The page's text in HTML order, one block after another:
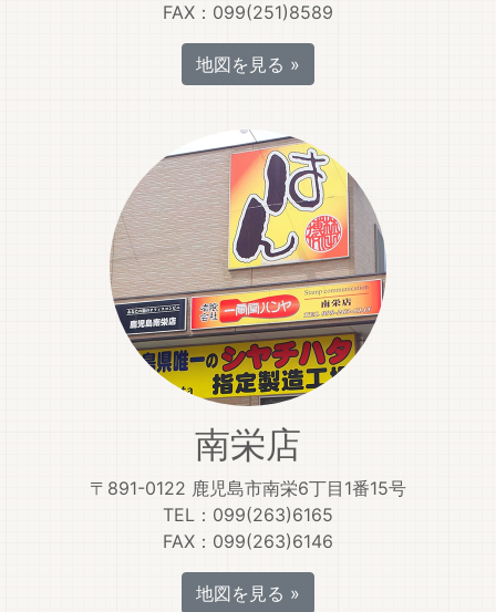
FAX：099(251)8589
地図を見る »
南栄店
〒891-0122 鹿児島市南栄6丁目1番15号
TEL：099(263)6165
FAX：099(263)6146
地図を見る »